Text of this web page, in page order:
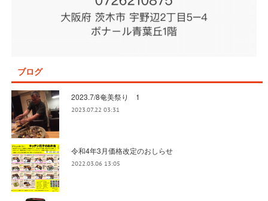
ブログ
2023.7/8奄美祭り 1
2023.07.22 03:31
令和4年3月価格改定のおしらせ
2022.03.06 13:05